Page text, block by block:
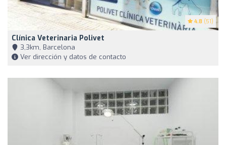
4.8 (51)
Clínica Veterinaria Polivet
3,3km, Barcelona
Ver dirección y datos de contacto